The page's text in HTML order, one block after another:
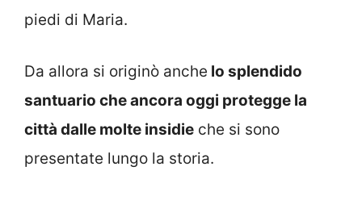
piedi di Maria.
Da allora si originò anche lo splendido
santuario che ancora oggi protegge la
città dalle molte insidie che si sono
presentate lungo la storia.